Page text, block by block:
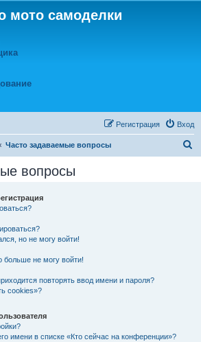
мото самоделки
Вход
Регистрация
Часто задаваемые вопросы
вопросы
но не могу войти!
больше не могу войти!
повторять ввод имени и пароля?
cookies»?
имени в списке «Кто сейчас на конференции»?